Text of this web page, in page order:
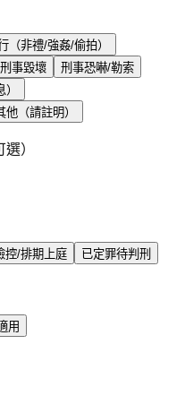
（非禮/強姦/偷拍）
刑事毀壞
刑事恐嚇/勒索
他（請註明）
選）
控/排期上庭 已定罪待判刑
用